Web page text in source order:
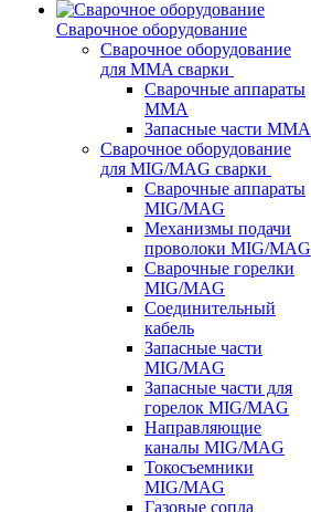
Сварочное оборудование
Сварочное оборудование
для MMA сварки
Сварочные аппараты
MMA
Запасные части MMA
Сварочное оборудование
для MIG/MAG сварки
Сварочные аппараты
MIG/MAG
Механизмы подачи
проволоки MIG/MAG
Сварочные горелки
MIG/MAG
Соединительный
кабель
Запасные части
MIG/MAG
Запасные части для
горелок MIG/MAG
Направляющие
каналы MIG/MAG
Токосъемники
MIG/MAG
Газовые сопла